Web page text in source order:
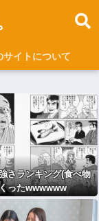
サイトについて
さランキング(食べ物
ったwwwwww